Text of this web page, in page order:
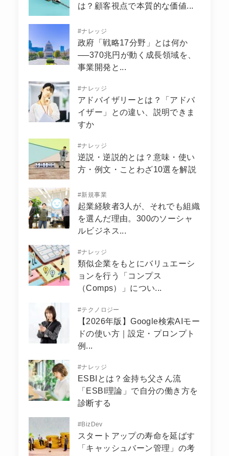
は？顧客視点で本質的な価値...
#ナレッジ
政府「戦略17分野」とは何か
──370兆円が動く成長領域を、
事業開発と...
#ナレッジ
アドバイザリーとは？「アドバ
イザー」との違い、説明できま
すか
#ナレッジ
逆説・逆説的とは？意味・使い
方・例文・ことわざ10選を解説
#新規事業
起業経験者3人が、それでも組織
を選んだ理由。300のソーシャ
ルビジネス...
#ナレッジ
類似企業をもとにバリュエーシ
ョンを行う「コンプス
（Comps）」につい...
#テクノロジー
【2026年版】Google検索AIモー
ドの使い方｜設定・プロンプト
例...
#ナレッジ
ESBIとは？金持ち父さん流
「ESBI理論」で自分の働き方を
診断する
#BizDev
スタートアップの寿命を延ばす
「キャッシュバーン管理」の考